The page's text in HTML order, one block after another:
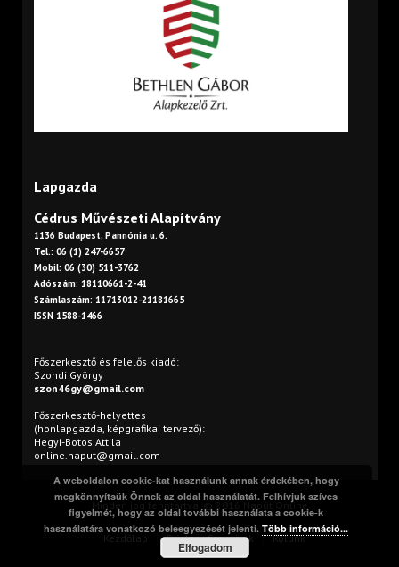
Lapgazda
Cédrus Művészeti Alapítvány
1136 Budapest, Pannónia u. 6.
Tel.: 06 (1) 247-6657
Mobil: 06 (30) 511-3762
Adószám: 18110661-2-41
Számlaszám: 11713012-21181665
ISSN 1588-1466
Főszerkesztő és felelős kiadó:
Szondi György
szon46gy@gmail.com
Főszerkesztő-helyettes
(honlapgazda, képgrafikai tervező):
Hegyi-Botos Attila
online.naput@gmail.com
Minden jog fenntartva. © 2016 Napút Online
Kezdőlap Print Szerzőink Rólunk
A weboldalon cookie-kat használunk annak érdekében, hogy
megkönnyítsük Önnek az oldal használatát. Felhívjuk szíves
figyelmét, hogy az oldal további használata a cookie-k
használatára vonatkozó beleegyezését jelenti.Több információ...
Elfogadom